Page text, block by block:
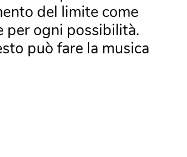
del limite come
per ogni possibilità.
può fare la musica